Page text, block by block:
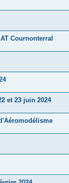
Cournonterral
et 23 juin 2024